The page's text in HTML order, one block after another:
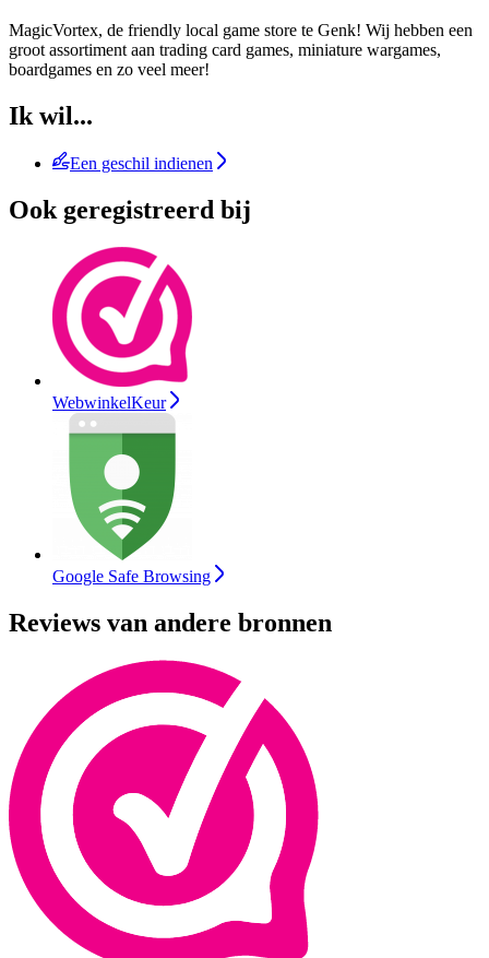
MagicVortex, de friendly local game store te Genk! Wij hebben een
groot assortiment aan trading card games, miniature wargames,
boardgames en zo veel meer!
Ik wil...
Een geschil indienen
Ook geregistreerd bij
WebwinkelKeur
Google Safe Browsing
Reviews van andere bronnen